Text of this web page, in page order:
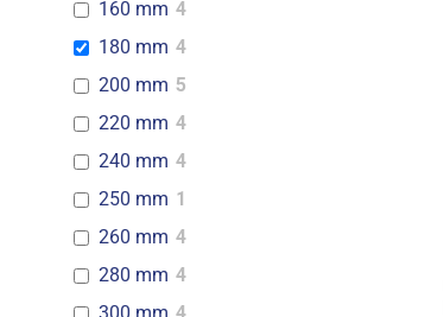
160 mm 4
180 mm 4
200 mm 5
220 mm 4
240 mm 4
250 mm 1
260 mm 4
280 mm 4